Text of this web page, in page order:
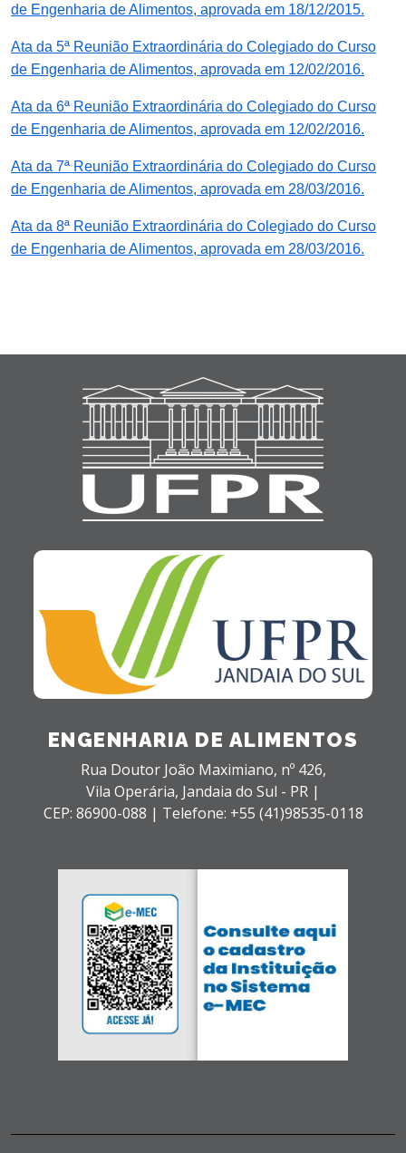
de Engenharia de Alimentos, aprovada em 18/12/2015.
Ata da 5ª Reunião Extraordinária do Colegiado do Curso
de Engenharia de Alimentos, aprovada em 12/02/2016.
Ata da 6ª Reunião Extraordinária do Colegiado do Curso
de Engenharia de Alimentos, aprovada em 12/02/2016.
Ata da 7ª Reunião Extraordinária do Colegiado do Curso
de Engenharia de Alimentos, aprovada em 28/03/2016.
Ata da 8ª Reunião Extraordinária do Colegiado do Curso
de Engenharia de Alimentos, aprovada em 28/03/2016.
ENGENHARIA DE ALIMENTOS
Rua Doutor João Maximiano, nº 426,
Vila Operária, Jandaia do Sul - PR |
CEP: 86900-088 | Telefone: +55 (41)98535-0118